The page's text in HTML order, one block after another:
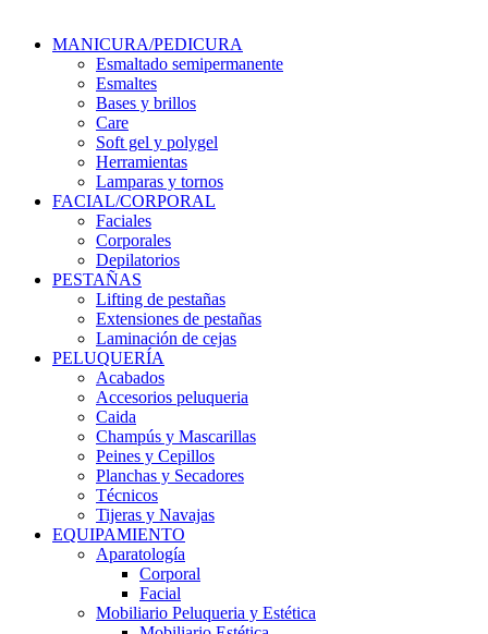
MANICURA/PEDICURA
Esmaltado semipermanente
Esmaltes
Bases y brillos
Care
Soft gel y polygel
Herramientas
Lamparas y tornos
FACIAL/CORPORAL
Faciales
Corporales
Depilatorios
PESTAÑAS
Lifting de pestañas
Extensiones de pestañas
Laminación de cejas
PELUQUERÍA
Acabados
Accesorios peluqueria
Caida
Champús y Mascarillas
Peines y Cepillos
Planchas y Secadores
Técnicos
Tijeras y Navajas
EQUIPAMIENTO
Aparatología
Corporal
Facial
Mobiliario Peluqueria y Estética